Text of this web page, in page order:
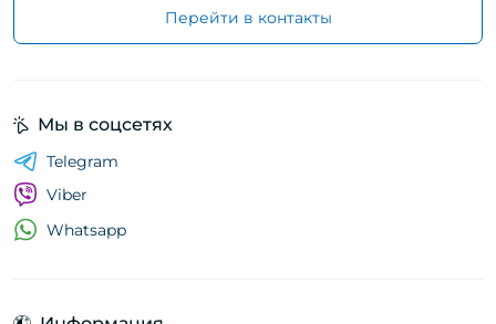
Перейти в контакты
Мы в соцсетях
Telegram
Viber
Whatsapp